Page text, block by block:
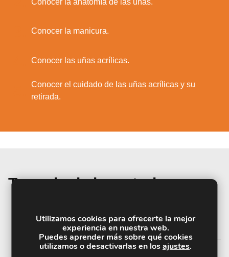
Conocer la manicura.
Conocer las uñas acrílicas.
Conocer el cuidado de las uñas acrílicas y su
retirada.
Temario de la materia
MANICURA
Utilizamos cookies para ofrecerte la mejor
experiencia en nuestra web.
Puedes aprender más sobre qué cookies
utilizamos o desactivarlas en losajustes.